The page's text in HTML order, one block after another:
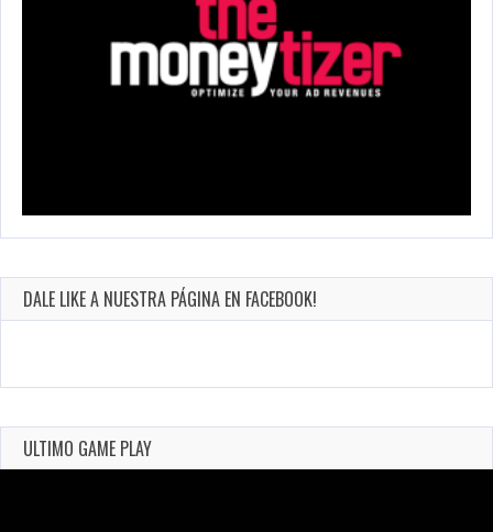
DALE LIKE A NUESTRA PÁGINA EN FACEBOOK!
ULTIMO GAME PLAY